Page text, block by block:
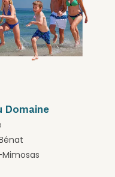
Domaine